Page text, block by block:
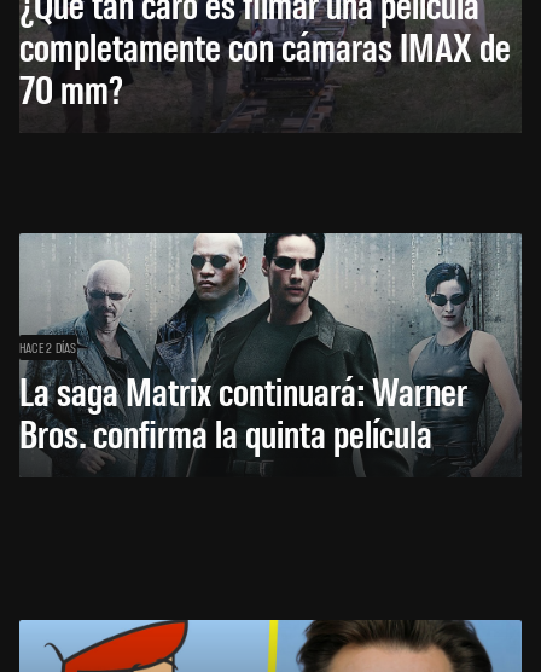
completamente con cámaras IMAX de
70 mm?
HACE 2 DÍAS
La saga Matrix continuará: Warner
Bros. confirma la quinta película